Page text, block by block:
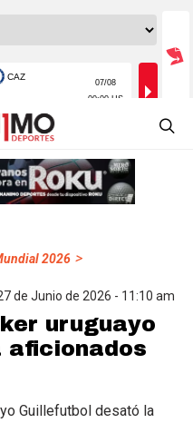
2026 >
de Junio de 2026 - 11:10 am
uruguayo
Guillefutbol desató la